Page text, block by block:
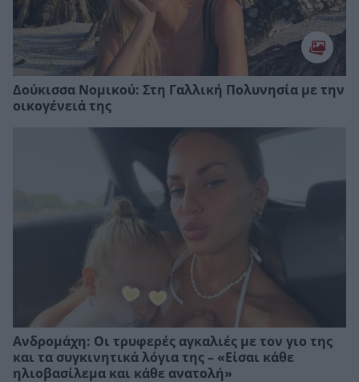
Δούκισσα Νομικού: Στη Γαλλική Πολυνησία με την
οικογένειά της
Ανδρομάχη: Οι τρυφερές αγκαλιές με τον γιο της
και τα συγκινητικά λόγια της – «Είσαι κάθε
ηλιοβασίλεμα και κάθε ανατολή»